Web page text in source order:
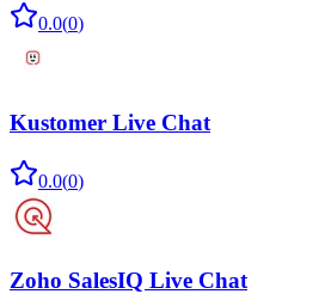
0.0(0)
Kustomer Live Chat
0.0(0)
Zoho SalesIQ Live Chat